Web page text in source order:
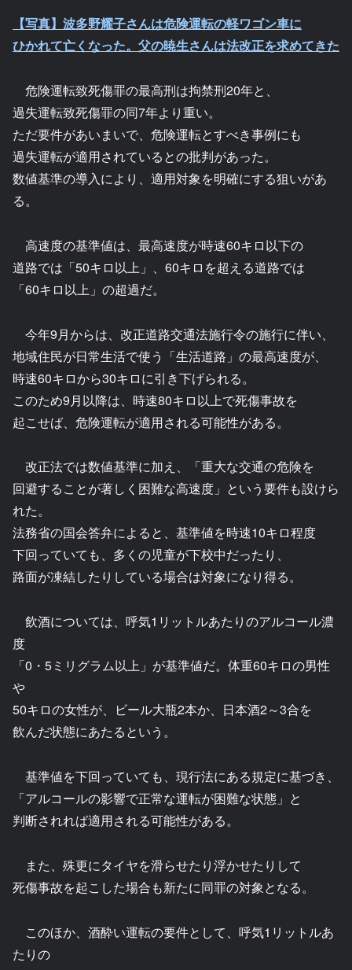
【写真】波多野耀子さんは危険運転の軽ワゴン車に
ひかれて亡くなった。父の暁生さんは法改正を求めてきた
危険運転致死傷罪の最高刑は拘禁刑20年と、
過失運転致死傷罪の同7年より重い。
ただ要件があいまいで、危険運転とすべき事例にも
過失運転が適用されているとの批判があった。
数値基準の導入により、適用対象を明確にする狙いがあ
る。
高速度の基準値は、最高速度が時速60キロ以下の
道路では「50キロ以上」、60キロを超える道路では
「60キロ以上」の超過だ。
今年9月からは、改正道路交通法施行令の施行に伴い、
地域住民が日常生活で使う「生活道路」の最高速度が、
時速60キロから30キロに引き下げられる。
このため9月以降は、時速80キロ以上で死傷事故を
起こせば、危険運転が適用される可能性がある。
改正法では数値基準に加え、「重大な交通の危険を
回避することが著しく困難な高速度」という要件も設けら
れた。
法務省の国会答弁によると、基準値を時速10キロ程度
下回っていても、多くの児童が下校中だったり、
路面が凍結したりしている場合は対象になり得る。
飲酒については、呼気1リットルあたりのアルコール濃
度
「0・5ミリグラム以上」が基準値だ。体重60キロの男性
や
50キロの女性が、ビール大瓶2本か、日本酒2～3合を
飲んだ状態にあたるという。
基準値を下回っていても、現行法にある規定に基づき、
「アルコールの影響で正常な運転が困難な状態」と
判断されれば適用される可能性がある。
また、殊更にタイヤを滑らせたり浮かせたりして
死傷事故を起こした場合も新たに同罪の対象となる。
このほか、酒酔い運転の要件として、呼気1リットルあ
たりの